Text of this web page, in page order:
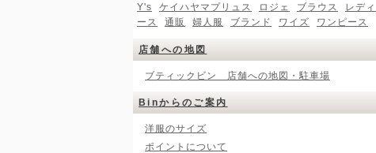
Y's
ケイハヤマプリュス ロジェ ブラウス
レディ
ース
通販 婦人服 ブランド ワイズ ワンピース
店舗への地図
ブティックビン 店舗への地図・駐車場
Binからのご案内
洋服のサイズ
ポイントについて